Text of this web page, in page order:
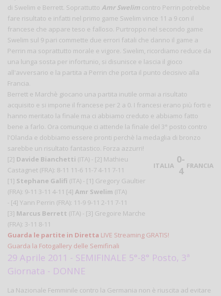
di Swelim e Berrett. Soprattutto Amr Swelim contro Perrin potrebbe
fare risultato e infatti nel primo game Swelim vince 11 a 9 con il
francese che appare teso e falloso. Purtroppo nel secondo game
Swelim sul 9 pari commette due errori fatali che danno il game a
Perrin ma soprattutto morale e vigore. Swelim, ricordiamo reduce da
una lunga sosta per infortunio, si disunisce e lascia il gioco
all'avversario e la partita a Perrin che porta il punto decisivo alla
Francia.
Berrett e Marchè giocano una partita inutile ormai a risultato
acquisito e si impone il francese per 2 a 0. I francesi erano più forti e
hanno meritato la finale ma ci abbiamo creduto e abbiamo fatto
bene a farlo. Ora comunque ci attende la finale del 3° posto contro
l'Olanda e dobbiamo essere pronti perchè la medaglia di bronzo
sarebbe un risultato fantastico. Forza azzurri!
[2] Davide Bianchetti (ITA) - [2] Mathieu
Castagnet (FRA): 8-11 11-6 11-7 4-11 7-11
[1] Stephane Galifi (ITA) - [1] Gregory Gaultier
(FRA): 9-11 3-11 4-11 [4] Amr Swelim (ITA)
- [4] Yann Perrin (FRA): 11-9 9-11 2-11 7-11
[3] Marcus Berrett (ITA) - [3] Gregoire Marche
(FRA): 3-11 8-11
ITALIA
0-
4 FRANCIA
Guarda le partite in Diretta LIVE Streaming GRATIS!
Guarda la Fotogallery delle Semifinali
29 Aprile 2011 - SEMIFINALE 5°-8° Posto, 3ª
Giornata - DONNE
La Nazionale Femminile contro la Germania non è riuscita ad evitare